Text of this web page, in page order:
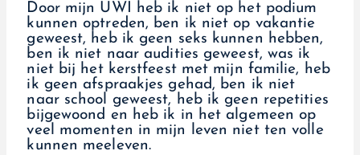
Door mijn UWI heb ik niet op het podium
kunnen optreden, ben ik niet op vakantie
geweest, heb ik geen seks kunnen hebben,
ben ik niet naar audities geweest, was ik
niet bij het kerstfeest met mijn familie, heb
ik geen afspraakjes gehad, ben ik niet
naar school geweest, heb ik geen repetities
bijgewoond en heb ik in het algemeen op
veel momenten in mijn leven niet ten volle
kunnen meeleven.